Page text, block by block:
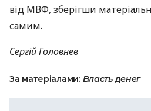
від МВФ, зберігши
самим.
Сергій Головнев
За матеріалами: Власть денег